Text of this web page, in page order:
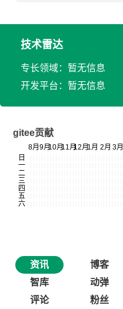
技术雷达
专长领域：暂无信息
开发平台：暂无信息
gitee贡献
资讯 博客
智库
动弹
评论
粉丝